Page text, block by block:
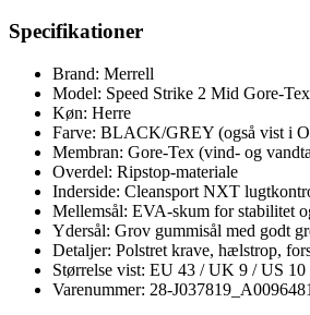
Specifikationer
Brand: Merrell
Model: Speed Strike 2 Mid Gore-Tex
Køn: Herre
Farve: BLACK/GREY (også vist i
Membran: Gore-Tex (vind- og
Overdel: Ripstop-materiale
Inderside: Cleansport NXT
Mellemsål: EVA-skum for stabilitet
Ydersål: Grov gummisål med godt
Detaljer: Polstret krave, hælstrop,
Størrelse vist: EU 43 / UK 9 / US 10
Varenummer: 28-